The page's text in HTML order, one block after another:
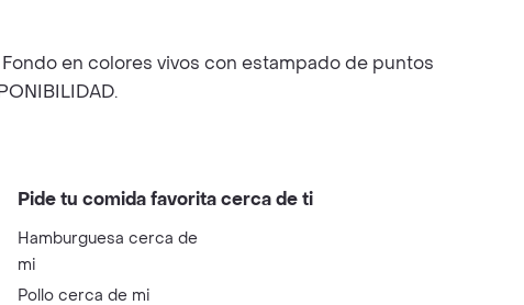
en colores vivos con estampado de puntos
Pide tu comida favorita cerca de ti
Hamburguesa cerca de
mi
Pollo cerca de mi